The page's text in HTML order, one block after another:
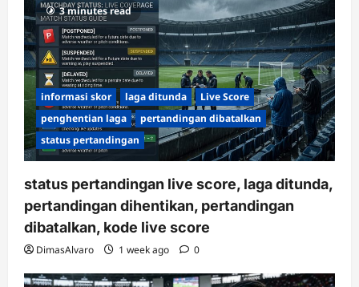
3 minutes read
informasi skor laga ditunda
Live Score
penghentian laga
pertandingan dibatalkan
status pertandingan
status pertandingan live score, laga ditunda,
pertandingan dihentikan, pertandingan
dibatalkan, kode live score
DimasAlvaro 1 week ago 0